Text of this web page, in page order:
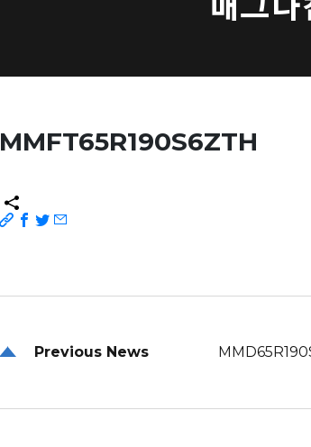
MMFT65R190S6ZTH
Previous News